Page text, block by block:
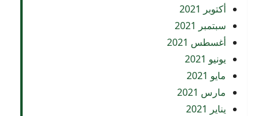
أكتوبر 2021
سبتمبر 2021
أغسطس 2021
يونيو 2021
مايو 2021
مارس 2021
يناير 2021